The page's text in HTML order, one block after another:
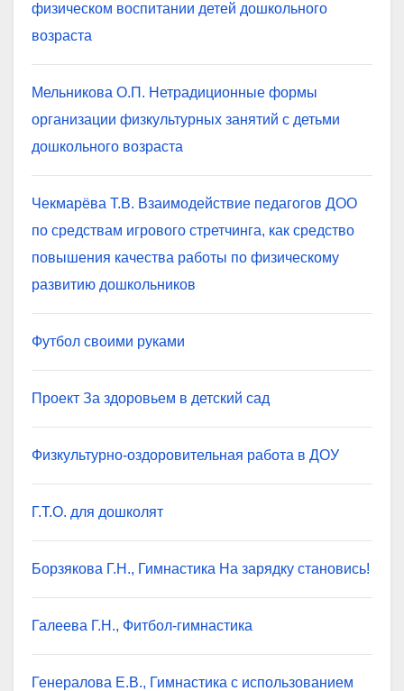
физическом воспитании детей дошкольного
возраста
Мельникова О.П. Нетрадиционные формы
организации физкультурных занятий с детьми
дошкольного возраста
Чекмарёва Т.В. Взаимодействие педагогов ДОО
по средствам игрового стретчинга, как средство
повышения качества работы по физическому
развитию дошкольников
Футбол своими руками
Проект За здоровьем в детский сад
Физкультурно-оздоровительная работа в ДОУ
Г.Т.О. для дошколят
Борзякова Г.Н., Гимнастика На зарядку становись!
Галеева Г.Н., Фитбол-гимнастика
Генералова Е.В., Гимнастика с использованием